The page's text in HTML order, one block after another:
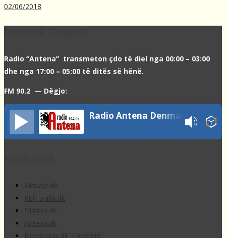
02/06/2018
Radio “Antena” transmeton çdo të diel nga 00:00 – 03:00
dhe nga 17:00 – 05:00 të ditës së hënë.
FM 90.2 — Dëgjo:
Radio Antena Denmark